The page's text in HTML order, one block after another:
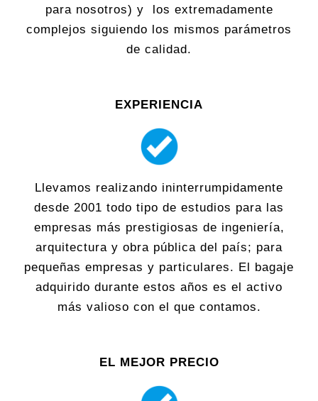
para nosotros) y los extremadamente
complejos siguiendo los mismos parámetros
de calidad.
EXPERIENCIA
Llevamos realizando ininterrumpidamente
desde 2001 todo tipo de estudios para las
empresas más prestigiosas de ingeniería,
arquitectura y obra pública del país; para
pequeñas empresas y particulares. El bagaje
adquirido durante estos años es el activo
más valioso con el que contamos.
EL MEJOR PRECIO